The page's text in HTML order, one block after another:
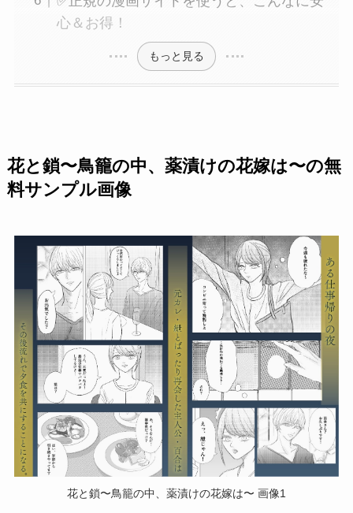
心＆お得！
もっと見る
花と鎖〜鳥籠の中、薬漬けの花嫁は〜の無
料サンプル画像
花と鎖〜鳥籠の中、薬漬けの花嫁は〜 画像1